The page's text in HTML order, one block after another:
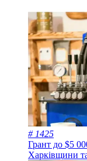
# 1425
Грант до $5
Харківщини